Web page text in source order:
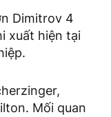
Dimitrov 4
xuất hiện tại
Mối quan